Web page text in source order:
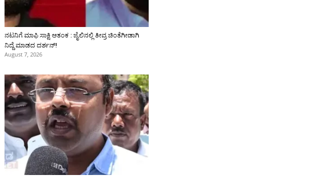
ನಟನಿಗೆ ಮಾಫಿ ಸಾಕ್ಷಿ ಆತಂಕ : ಜೈಲಿನಲ್ಲಿ ತೀವ್ರ ಚಿಂತೆಗೀಡಾಗಿ
ನಿದ್ದೆ ಮಾಡದ ದರ್ಶನ್!
August 7, 2026